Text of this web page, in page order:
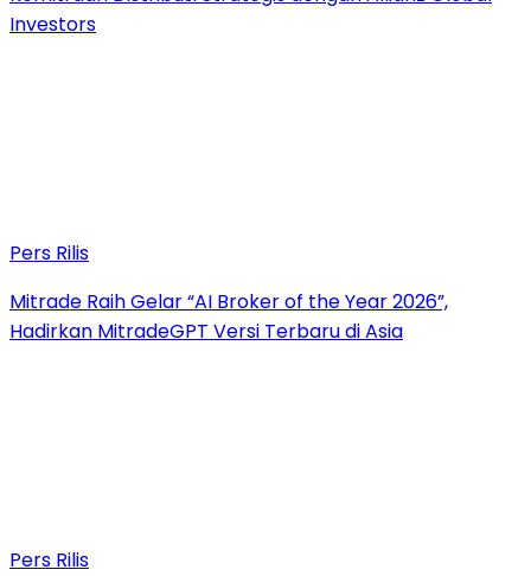
Investors
Pers Rilis
Mitrade Raih Gelar “AI Broker of the Year 2026”,
Hadirkan MitradeGPT Versi Terbaru di Asia
Pers Rilis